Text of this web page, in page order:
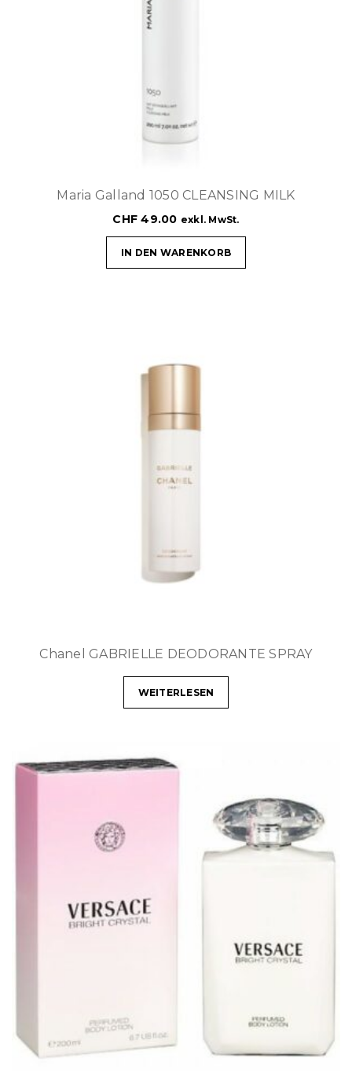
Maria Galland 1050 CLEANSING MILK
CHF 49.00 exkl. MwSt.
IN DEN WARENKORB
Chanel GABRIELLE DEODORANTE SPRAY
WEITERLESEN